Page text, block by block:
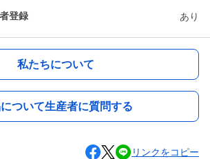
登録 あり
私たちについて
ついて生産者に質問する
リンクをコピー